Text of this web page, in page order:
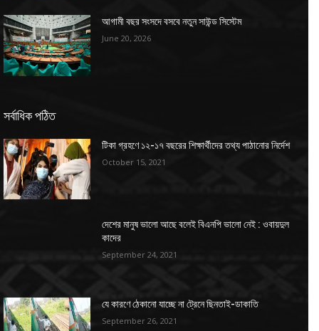
আগামী বছর সংসদে বসবে নতুন সাউন্ড সিস্টেম
June 20, 2026
সর্বাধিক পঠিত
টিকা গ্রহণে ১২-১৭ বছরের শিক্ষার্থীদের তথ্য পাঠানোর নির্দেশ
October 15, 2021
দেশের মানুষ ভালো আছে বলেই বিএনপি ভালো নেই : ওবায়দুল
কাদের
September 24, 2021
যে কারণে ঠেকানো যাচ্ছে না ট্রেনে ছিনতাই-ডাকাতি
September 26, 2021